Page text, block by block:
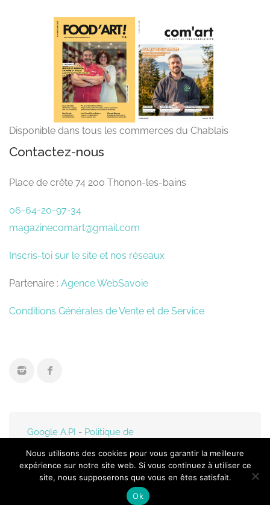
Disponible dans tous les commerces du Chablais
Contactez-nous
Place de crête 74 200 Thonon-les-bains
06-64-20-97-34
magazinecomart@gmail.com
Inscris-toi sur le site et nos réseaux
Partenaire : Agence WebSavoie
Conditions Générales de Vente et de Service
Google A.PI - Politique de
confidentialité - Mis en
ligne parWeb-Savoie.fr
Nous utilisons des cookies pour vous garantir la meilleure
expérience sur notre site web. Si vous continuez à utiliser ce
site, nous supposerons que vous en êtes satisfait.
Ok